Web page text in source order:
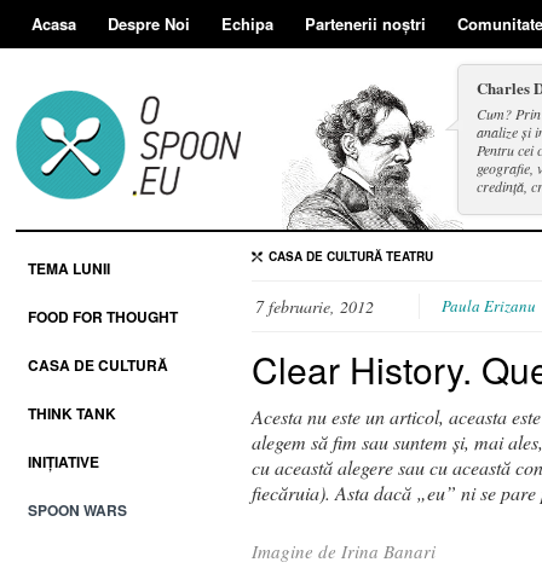
Acasa Despre Noi Echipa Partenerii noștri
Charles
Cum?
analize și
Pentru cei
geografie,
credință,
TEMA LUNII
FOOD FOR THOUGHT
CASA DE CULTURĂ
THINK TANK
INIȚIATIVE
SPOON WARS
CASA DE CULTURĂ TEATRU
7 februarie, 2012 Paula Erizanu
Clear History.
Acesta nu este un articol, aceasta
alegem să fim sau suntem și, mai
cu această alegere sau cu această
fiecăruia). Asta dacă „eu” ni se
Imagine de Irina Banari